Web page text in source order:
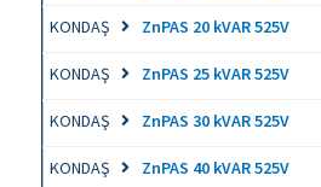
KONDAŞ ZnPAS 20 kVAR 525V
KONDAŞ ZnPAS 25 kVAR 525V
KONDAŞ ZnPAS 30 kVAR 525V
KONDAŞ ZnPAS 40 kVAR 525V